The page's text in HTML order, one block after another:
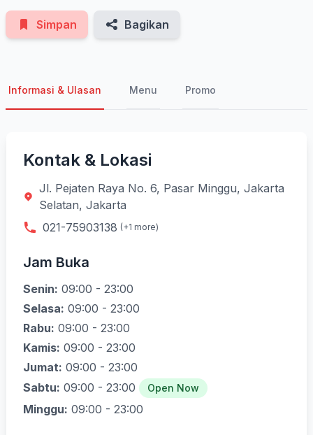
Simpan Bagikan
Informasi & Ulasan Menu Promo
Kontak & Lokasi
Jl. Pejaten Raya No. 6, Pasar Minggu, Jakarta
Selatan, Jakarta
021-75903138 (+1 more)
Jam Buka
Senin: 09:00 - 23:00
Selasa: 09:00 - 23:00
Rabu: 09:00 - 23:00
Kamis: 09:00 - 23:00
Jumat: 09:00 - 23:00
Sabtu: 09:00 - 23:00 Open Now
Minggu: 09:00 - 23:00